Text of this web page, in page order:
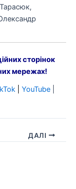
сторінок
мережах!
YouTube
ДАЛІ